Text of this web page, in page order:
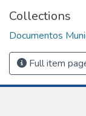
Collections
Documentos
Full item